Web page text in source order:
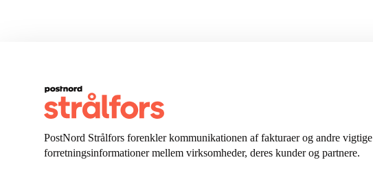
PostNord Strålfors forenkler kommunikationen af fakturaer og andre vigtige
forretningsinformationer mellem virksomheder, deres kunder og partnere.